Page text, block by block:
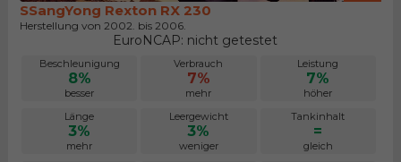
SSangYong Rexton RX 230
Herstellung von 2002. bis 2006.
EuroNCAP: nicht getestet
Beschleunigung
8%
besser
Verbrauch
7%
mehr
Leistung
7%
höher
Länge
3%
mehr
Leergewicht
3%
weniger
Tankinhalt
=
gleich